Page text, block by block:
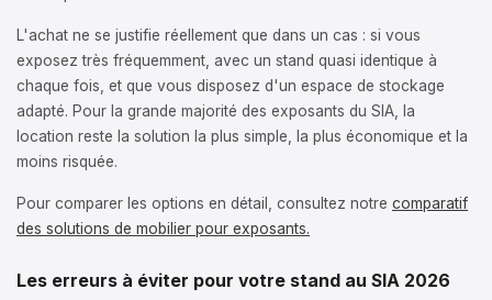
L'achat ne se justifie réellement que dans un cas : si vous
exposez très fréquemment, avec un stand quasi identique à
chaque fois, et que vous disposez d'un espace de stockage
adapté. Pour la grande majorité des exposants du SIA, la
location reste la solution la plus simple, la plus économique et la
moins risquée.
Pour comparer les options en détail, consultez notre comparatif
des solutions de mobilier pour exposants.
Les erreurs à éviter pour votre stand au SIA 2026